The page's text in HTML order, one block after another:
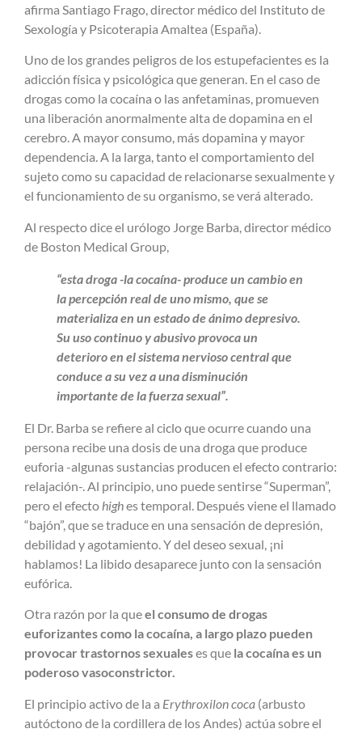
afirma Santiago Frago, director médico del Instituto de
Sexología y Psicoterapia Amaltea (España).
Uno de los grandes peligros de los estupefacientes es la
adicción física y psicológica que generan. En el caso de
drogas como la cocaína o las anfetaminas, promueven
una liberación anormalmente alta de dopamina en el
cerebro. A mayor consumo, más dopamina y mayor
dependencia. A la larga, tanto el comportamiento del
sujeto como su capacidad de relacionarse sexualmente y
el funcionamiento de su organismo, se verá alterado.
Al respecto dice el urólogo Jorge Barba, director médico
de Boston Medical Group,
“esta droga -la cocaína- produce un cambio en
la percepción real de uno mismo, que se
materializa en un estado de ánimo depresivo.
Su uso continuo y abusivo provoca un
deterioro en el sistema nervioso central que
conduce a su vez a una disminución
importante de la fuerza sexual”.
El Dr. Barba se refiere al ciclo que ocurre cuando una
persona recibe una dosis de una droga que produce
euforia -algunas sustancias producen el efecto contrario:
relajación-. Al principio, uno puede sentirse “Superman”,
pero el efecto highes temporal. Después viene el llamado
“bajón”, que se traduce en una sensación de depresión,
debilidad y agotamiento. Y del deseo sexual, ¡ni
hablamos! La libido desaparece junto con la sensación
eufórica.
Otra razón por la queel consumo de drogas
euforizantes como la cocaína, a largo plazo pueden
provocar trastornos sexualeses que la cocaína es un
poderoso vasoconstrictor.
El principio activo de la a Erythroxilon coca (arbusto
autóctono de la cordillera de los Andes) actúa sobre el